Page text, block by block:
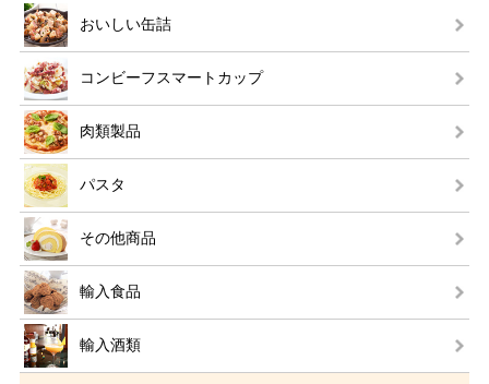
おいしい缶詰
コンビーフスマートカップ
肉類製品
パスタ
その他商品
輸入食品
輸入酒類